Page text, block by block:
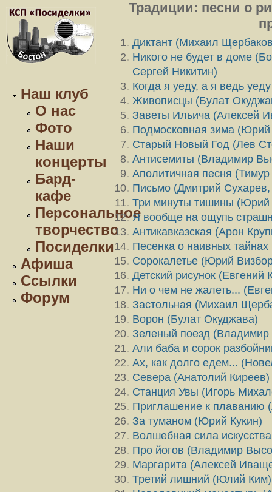
Наш клуб
О нас
Фото
Наши
концерты
Бард-
кафе
Персональное
творчество
Посиделки
Афиша
Ссылки
Форум
Традиции: песни о
Диктант (Михаил
Никого не будет в доме
Сергей Никитин)
Когда я уеду, а я ведь
Живописцы (Булат
Заветы Ильича (Алексей
Подмосковная зима (Юрий
Старый Новый Год (Лев
Антисемиты (Владимир
Аполитичная песня
Письмо (Дмитрий
Три минуты тишины (Юрий
Я вообще на ощупь
Антикавказская (Арон
Песенка о наивных
Сорокалетье (Юрий
Детский рисунок (Евгений
Ни о чем не жалеть...
Застольная (Михаил
Ворон (Булат Окуджава)
Зеленый поезд (Владимир
Али баба и сорок
Ах, как долго едем...
Севера (Анатолий Киреев)
Станция Увы (Игорь
Приглашение к плаванию
За туманом (Юрий Кукин)
Волшебная сила
Про йогов (Владимир
Маргарита (Алексей
Третий лишний (Юлий Ким)